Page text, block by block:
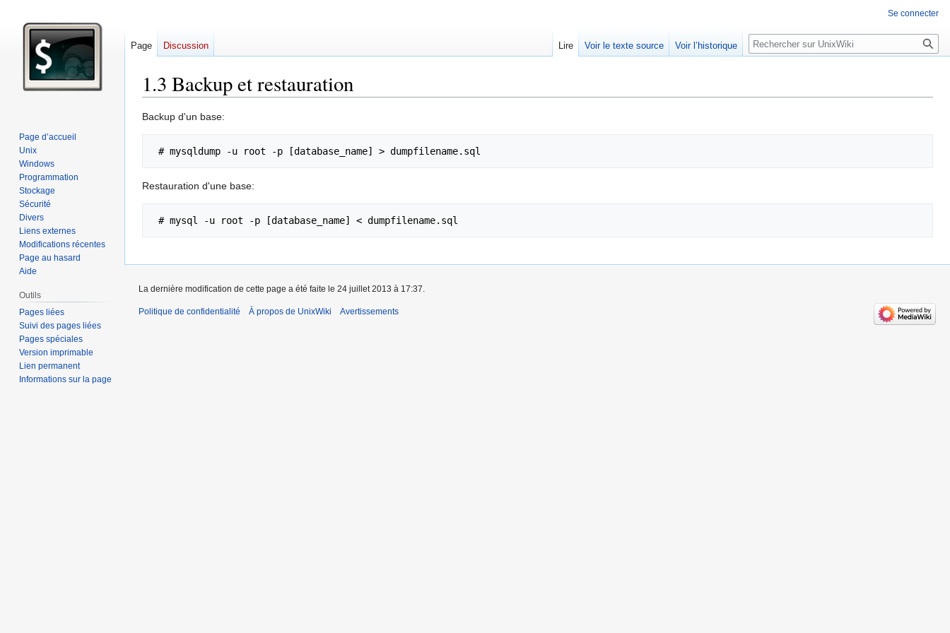
1.3 Backup et restauration
Aller
Aller
Backup d'un base:
Restauration d'une base:
Se connecter
Page Discussion Lire Voir le texte source Voir l’historique Rechercher
Page d’accueil
Unix
Windows
Programmation
Stockage
Sécurité
Divers
Liens externes
Modifications récentes
Page au hasard
Aide
Outils
Pages liées
Suivi des pages liées
Pages spéciales
Version imprimable
Lien permanent
Informations sur la page
La dernière modification de cette page a été faite le 24 juillet 2013 à 17:37.
Politique de confidentialité À propos de UnixWiki Avertissements